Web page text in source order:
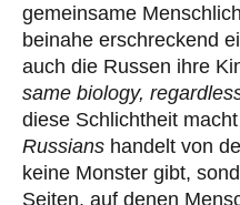
gemeinsame
beinahe erschreckend
auch die Russen ihre
same biology,
diese Schlichtheit
Russians handelt von
keine Monster gibt,
Seiten, auf denen